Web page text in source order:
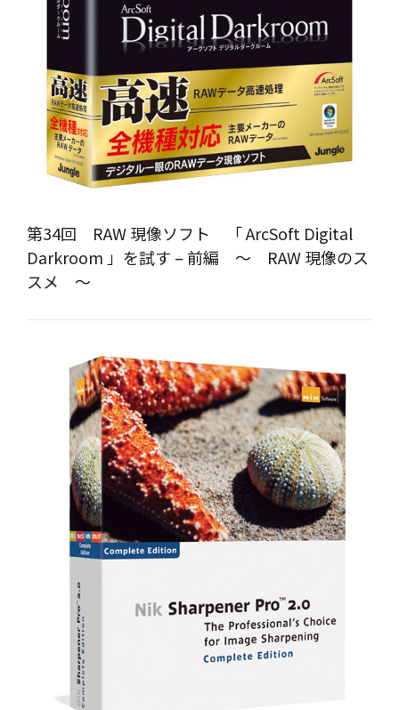
第34回 RAW 現像ソフト 「 ArcSoft Digital
Darkroom 」を試す – 前編 ～ RAW 現像のス
スメ ～